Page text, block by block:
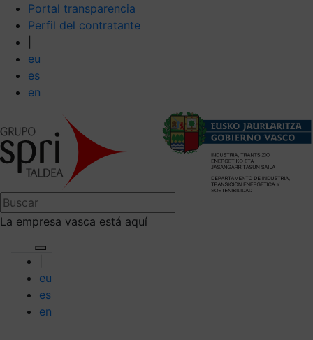
Portal transparencia
Perfil del contratante
eu
es
en
La empresa vasca está aquí
eu
es
en